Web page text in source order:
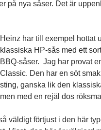
på nya såser. Det är
Heinz har till exempel hottat
klassiska HP-sås med ett
BBQ-såser. Jag har provat
Classic. Den har en söt
sting, ganska lik den
men med en rejäl dos
väldigt förtjust i den här